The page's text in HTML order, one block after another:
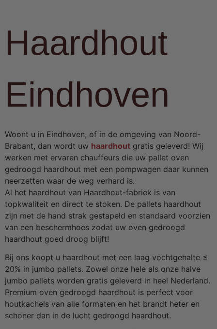
Haardhout
Eindhoven
Woont u in Eindhoven, of in de omgeving van Noord-
Brabant, dan wordt uw haardhout gratis geleverd! Wij
werken met ervaren chauffeurs die uw pallet oven
gedroogd haardhout met een pompwagen daar kunnen
neerzetten waar de weg verhard is.
Al het haardhout van Haardhout-fabriek is van
topkwaliteit en direct te stoken. De pallets haardhout
zijn met de hand strak gestapeld en standaard voorzien
van een beschermhoes zodat uw oven gedroogd
haardhout goed droog blijft!
Bij ons koopt u haardhout met een laag vochtgehalte ≤
20% in jumbo pallets. Zowel onze hele als onze halve
jumbo pallets worden gratis geleverd in heel Nederland.
Premium oven gedroogd haardhout is perfect voor
houtkachels van alle formaten en het brandt heter en
schoner dan in de lucht gedroogd haardhout.